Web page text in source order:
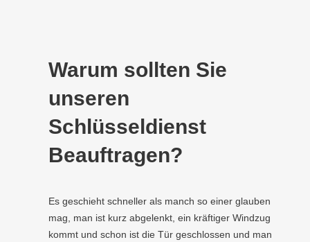
Warum sollten Sie
unseren
Schlüsseldienst
Beauftragen?
Es geschieht schneller als manch so einer glauben
mag, man ist kurz abgelenkt, ein kräftiger Windzug
kommt und schon ist die Tür geschlossen und man